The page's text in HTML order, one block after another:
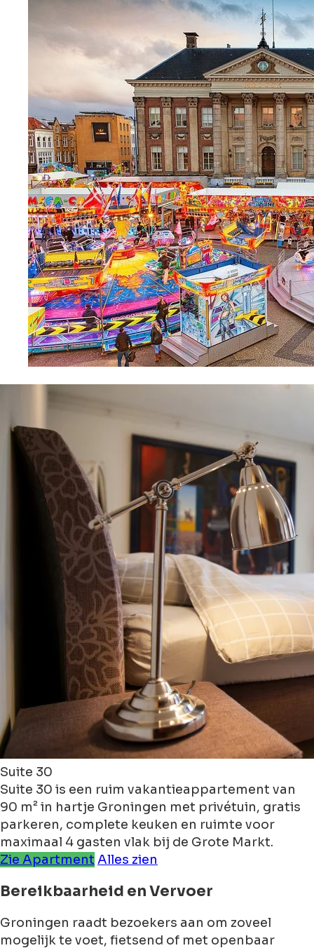
Suite 30
Suite 30 is een ruim vakantieappartement van
90 m² in hartje Groningen met privétuin, gratis
parkeren, complete keuken en ruimte voor
maximaal 4 gasten vlak bij de Grote Markt.
Zie Apartment Alles zien
Bereikbaarheid en Vervoer
Groningen raadt bezoekers aan om zoveel
mogelijk te voet, fietsend of met openbaar